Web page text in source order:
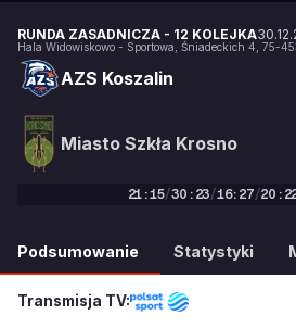
RUNDA ZASADNICZA - 12 KOLEJKA
Hala Widowiskowo - Sportowa Śniadeckich 4 75-
AZS Koszalin
Miasto Szkła Krosno
21 :15/30 : 23/16: 27/20 :
99:94
Podsumowanie Statystyki
Transmisja TV: